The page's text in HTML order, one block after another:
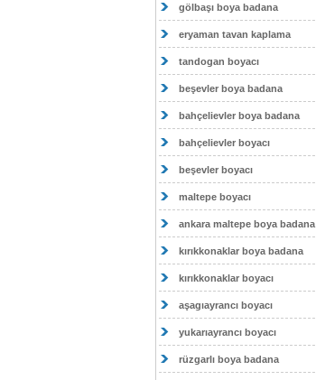
gölbaşı boya badana
eryaman tavan kaplama
tandogan boyacı
beşevler boya badana
bahçelievler boya badana
bahçelievler boyacı
beşevler boyacı
maltepe boyacı
ankara maltepe boya badana
kırıkkonaklar boya badana
kırıkkonaklar boyacı
aşagıayrancı boyacı
yukarıayrancı boyacı
rüzgarlı boya badana